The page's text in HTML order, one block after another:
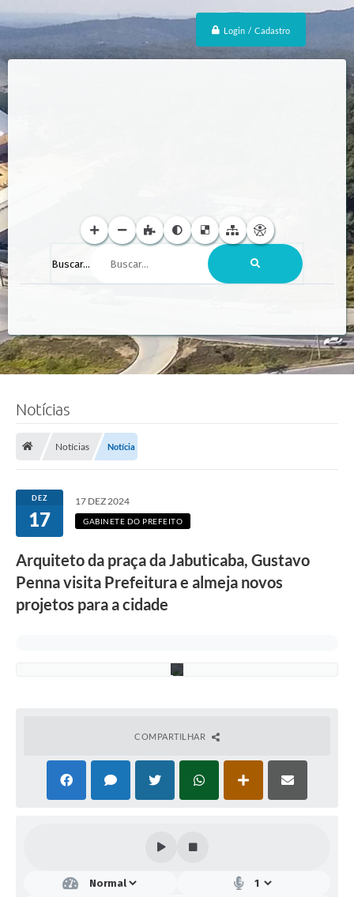
Login / Cadastro
Buscar...
Notícias
Notícias Notícia
DEZ
17
17 DEZ 2024
GABINETE DO PREFEITO
Arquiteto da praça da Jabuticaba, Gustavo
Penna visita Prefeitura e almeja novos
projetos para a cidade
e
o
r
a
COMPARTILHAR